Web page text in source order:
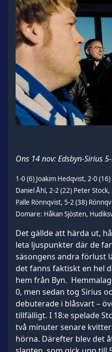
Ons 14 nov: Edsbyn-Sirius
1-0 (6) Joakim Hedqvist, 2-0
Daniel Åhl, 2-2 (22) Peter
Palle Rönnqvist, 5-2 (38)
Domare: Håkan Sjösten,
Det gällde att härda ut,
leta ljuspunkter där de
säsongens andra förlust
det fanns faktiskt en hel
hem från Byn.
0, men sedan tog Sirius
debuterade i blåsvart –
tillfälligt. I 18:e spelade
två minuter senare
hörna. Därefter blev det